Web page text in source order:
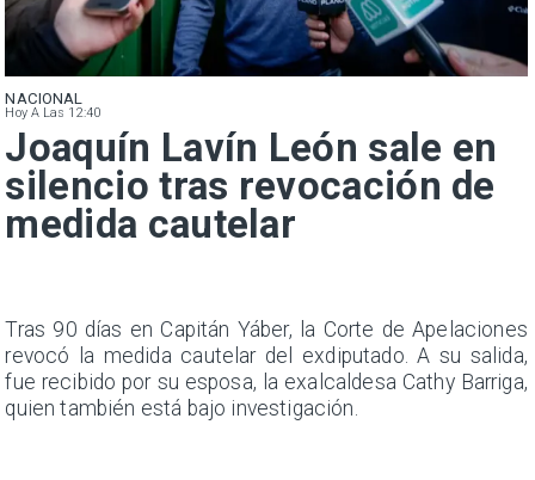
NACIONAL
Hoy A Las 12:40
Joaquín Lavín León sale en
silencio tras revocación de
medida cautelar
Tras 90 días en Capitán Yáber, la Corte de Apelaciones
revocó la medida cautelar del exdiputado. A su salida,
fue recibido por su esposa, la exalcaldesa Cathy Barriga,
quien también está bajo investigación.